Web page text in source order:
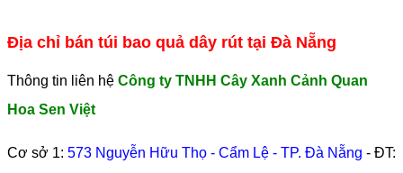
Địa chỉ bán túi bao quả dây rút tại Đà Nẵng
Thông tin liên hệ Công ty TNHH Cây Xanh Cảnh Quan
Hoa Sen Việt
Cơ sở 1: 573 Nguyễn Hữu Thọ - Cẩm Lệ - TP. Đà Nẵng - ĐT: